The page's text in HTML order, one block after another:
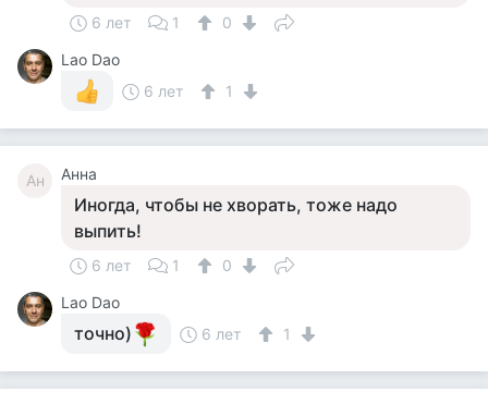
6 лет 1
0
Lao Dao
6 лет
1
Ан Анна
Иногда, чтобы не хворать, тоже надо
выпить!
6 лет 1
0
Lao Dao
точно) 6 лет 1